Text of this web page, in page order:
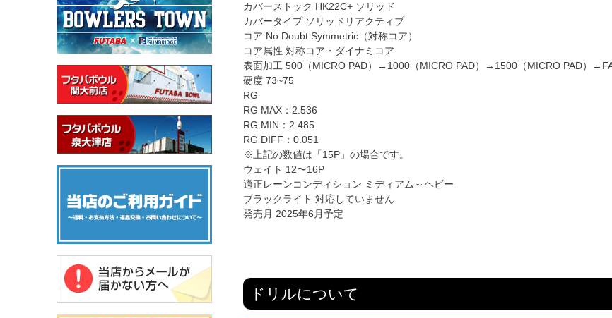
カバーストック HK22C+ ソリッド
カバータイプ ソリッドリアクティブ
コア No Doubt Symmetric（対称コア）
コア属性 対称コア・ダイナミコア
表面加工 500（MICRO PAD）→1000（MICRO PAD）→1500（MICRO PAD）
硬度 73~75
RG
RG MAX：2.536
RG MIN：2.485
RG DIFF：0.051
※上記の数値は「15P」の場合です。
ウェイト 12〜16P
適正レーンコンディション ミディアム～ヘビー
ブラックライト 対応していません
発売月 2025年6月予定
ドリルについて